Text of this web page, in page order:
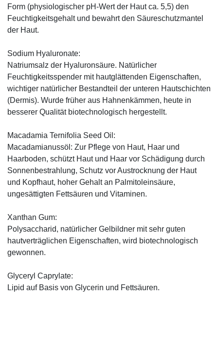
Form (physiologischer pH-Wert der Haut ca. 5,5) den
Feuchtigkeitsgehalt und bewahrt den Säureschutzmantel
der Haut.
Sodium Hyaluronate:
Natriumsalz der Hyaluronsäure. Natürlicher
Feuchtigkeitsspender mit hautglättenden Eigenschaften,
wichtiger natürlicher Bestandteil der unteren Hautschichten
(Dermis). Wurde früher aus Hahnenkämmen, heute in
besserer Qualität biotechnologisch hergestellt.
Macadamia Ternifolia Seed Oil:
Macadamianussöl: Zur Pflege von Haut, Haar und
Haarboden, schützt Haut und Haar vor Schädigung durch
Sonnenbestrahlung, Schutz vor Austrocknung der Haut
und Kopfhaut, hoher Gehalt an Palmitoleinsäure,
ungesättigten Fettsäuren und Vitaminen.
Xanthan Gum:
Polysaccharid, natürlicher Gelbildner mit sehr guten
hautverträglichen Eigenschaften, wird biotechnologisch
gewonnen.
Glyceryl Caprylate:
Lipid auf Basis von Glycerin und Fettsäuren.